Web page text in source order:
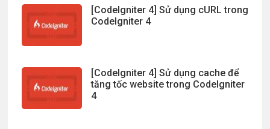
[CodeIgniter 4] Sử dụng cURL trong
CodeIgniter 4
[CodeIgniter 4] Sử dụng cache để
tăng tốc website trong CodeIgniter
4